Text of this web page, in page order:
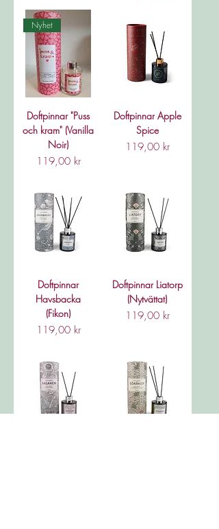
Nyhet
Doftpinnar "Puss
och kram" (Vanilla
Noir)
Pris
119,00 kr
Doftpinnar Apple
Spice
Pris
119,00 kr
Doftpinnar
Havsbacka
(Fikon)
Pris
119,00 kr
Doftpinnar Liatorp
(Nytvättat)
Pris
119,00 kr